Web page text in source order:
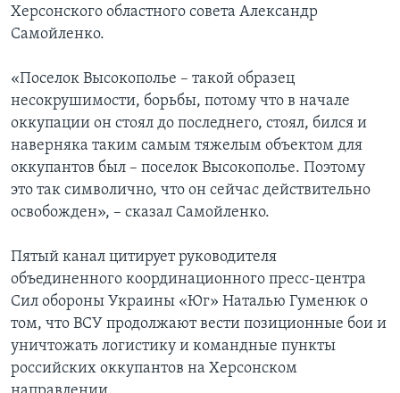
Херсонского областного совета Александр
Самойленко.
«Поселок Высокополье – такой образец
несокрушимости, борьбы, потому что в начале
оккупации он стоял до последнего, стоял, бился и
наверняка таким самым тяжелым объектом для
оккупантов был – поселок Высокополье. Поэтому
это так символично, что он сейчас действительно
освобожден», – сказал Самойленко.
Пятый канал цитирует руководителя
объединенного координационного пресс-центра
Сил обороны Украины «Юг» Наталью Гуменюк о
том, что ВСУ продолжают вести позиционные бои и
уничтожать логистику и командные пункты
российских оккупантов на Херсонском